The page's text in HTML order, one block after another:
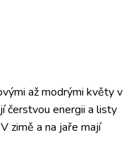
až modrými květy v
čerstvou energii a listy
zimě a na jaře mají